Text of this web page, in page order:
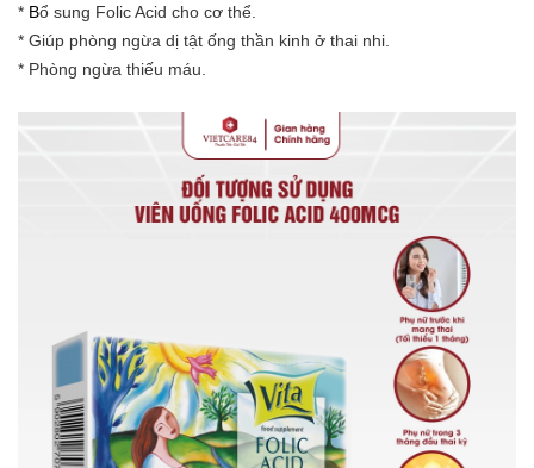
* Bổ sung Folic Acid cho cơ thể.
* Giúp phòng ngừa dị tật ống thần kinh ở thai nhi.
* Phòng ngừa thiếu máu.